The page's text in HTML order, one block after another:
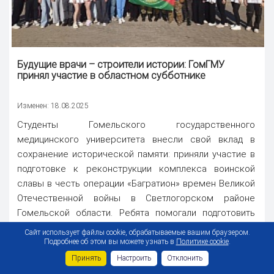
Будущие врачи – строители истории: ГомГМУ
принял участие в областном субботнике
Изменен: 18.08.2025
Студенты Гомельского государственного
медицинского университета внесли свой вклад в
сохранение исторической памяти: приняли участие в
подготовке к реконструкции комплекса воинской
славы в честь операции «Багратион» времен Великой
Отечественной войны в Светлогорском районе
Гомельской области. Ребята помогали подготовить
основание для кладки плитки, утрамбовывали почву,
чистили плитку, делали влажную уборку помещений
будущего музея. . . Для будущих врачей – это
Сайт использует файлы cookie, обрабатываемые вашим браузером.
Подробнее об этом вы можете узнать в Политике cookie.
Принять
Настроить Отклонить